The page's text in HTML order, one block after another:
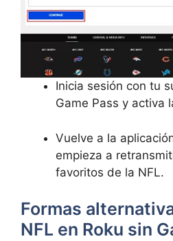
Inicia sesión con tu
Game Pass y activa
Vuelve a la
empieza a
favoritos de la NFL.
Formas
NFL en Roku sin